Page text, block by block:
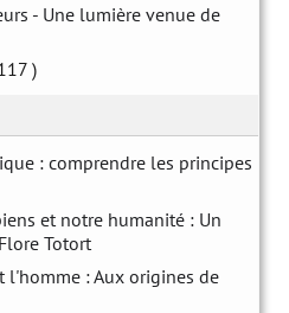
- Une lumière venue de
)
: comprendre les principes
et notre humanité : Un
Totort
l'homme : Aux origines de